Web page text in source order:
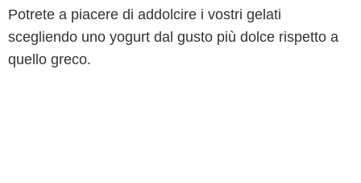
Potrete a piacere di addolcire i vostri gelati
scegliendo uno yogurt dal gusto più dolce rispetto a
quello greco.